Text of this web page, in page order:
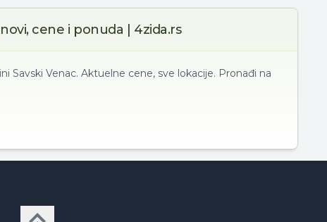
cene i ponuda | 4zida.rs
Savski Venac. Aktuelne cene, sve lokacije. Pronađi na